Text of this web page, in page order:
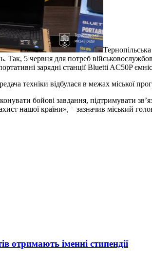
Так, 5 червня для потреб
зарядні станції Bluetti AC50P
техніки відбулася в межах міської
бойові завдання, підтримувати
нашої країни», – зазначив міський
отримають іменні стипендії